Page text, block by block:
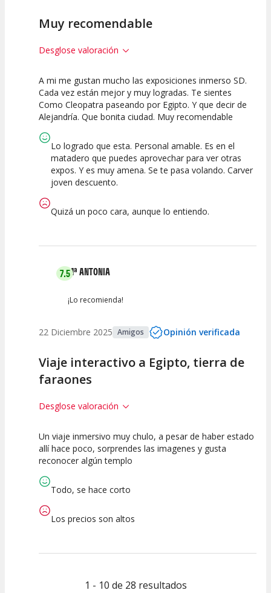
Muy recomendable
Desglose valoración
10
Calidad del
Espectáculo
10
Puesta en
Escena
7.5
Interpretación
artística
A mi me gustan mucho las exposiciones inmerso SD.
Cada vez están mejor y muy logradas. Te sientes
Como Cleopatra paseando por Egipto. Y que decir de
Alejandría. Que bonita ciudad. Muy recomendable
Lo logrado que esta. Personal amable. Es en el
matadero que puedes aprovechar para ver otras
expos. Y es muy amena. Se te pasa volando. Carver
joven descuento.
Quizá un poco cara, aunque lo entiendo.
7.5Mª ANTONIA
¡Lo recomienda!
22 Diciembre 2025 Amigos Opinión verificada
Viaje interactivo a Egipto, tierra de
faraones
Desglose valoración
7.5
Calidad del
7.5
Puesta en
7.5
Un viaje inmersivo muy chulo, a pesar de haber estado
allí hace poco, sorprendes las imagenes y gusta
reconocer algún templo
Todo, se hace corto
Los precios son altos
1 - 10 de 28 resultados